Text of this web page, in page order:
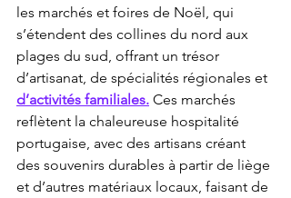
les marchés et foires de Noël, qui
s’étendent des collines du nord aux
plages du sud, offrant un trésor
d’artisanat, de spécialités régionales et
d’activités familiales. Ces marchés
reflètent la chaleureuse hospitalité
portugaise, avec des artisans créant
des souvenirs durables à partir de liège
et d’autres matériaux locaux, faisant de